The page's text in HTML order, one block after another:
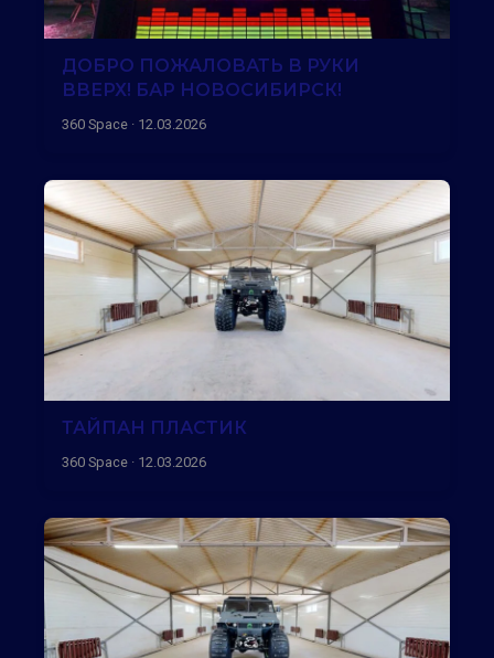
ДОБРО ПОЖАЛОВАТЬ В РУКИ
ВВЕРХ! БАР НОВОСИБИРСК!
360 Space · 12.03.2026
ТАЙПАН ПЛАСТИК
360 Space · 12.03.2026